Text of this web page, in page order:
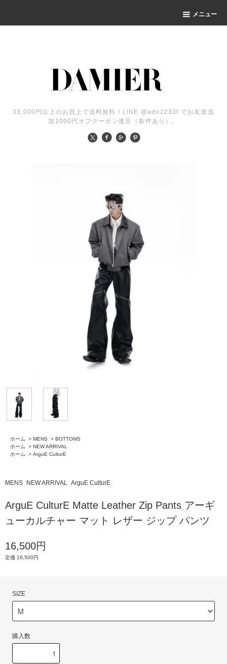
メニュー
33,000円以上のお買上で送料無料！LINE @ado2233f でお友達追
加1000円オフクーポン進呈（条件あり）。
ホーム > MENS > BOTTOMS
ホーム
> NEW ARRIVAL
ホーム
> ArguE CulturE
MENS NEW ARRIVAL ArguE CulturE
ArguE CulturE Matte Leather Zip Pants アーギ
ューカルチャー マット レザー ジップ パンツ
16,500円
定価 16,500円
SIZE
購入数